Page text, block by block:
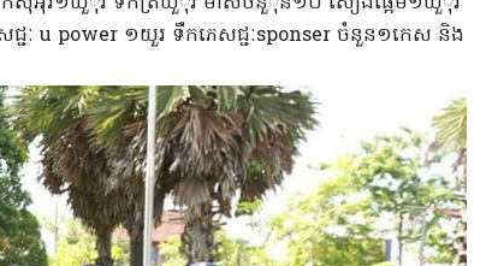
ៈ u power ១យួរ ទឹកភេសជ្ជៈsponser ចំនួន១កេស និង